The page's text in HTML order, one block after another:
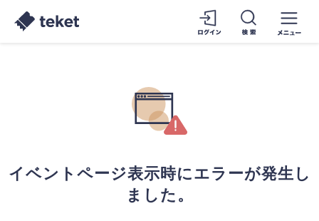
イベントページ表示時にエラーが発生し
ました。